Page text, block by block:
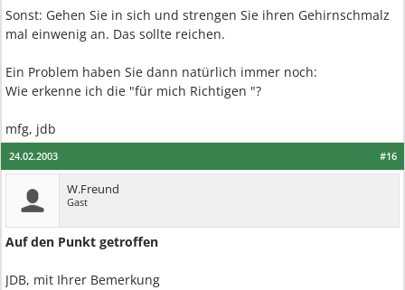
Sonst: Gehen Sie in sich und strengen Sie ihren Gehirnschmalz
mal einwenig an. Das sollte reichen.
Ein Problem haben Sie dann natürlich immer noch:
Wie erkenne ich die "für mich Richtigen "?
mfg, jdb
#16
24.02.2003
W.Freund
Gast
Auf den Punkt getroffen
JDB, mit Ihrer Bemerkung